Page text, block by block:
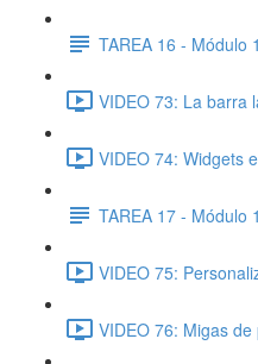
TAREA 16 - Módulo 1
VIDEO 73: La barra
VIDEO 74: Widgets
TAREA 17 - Módulo 1
VIDEO 75:
VIDEO 76: Migas